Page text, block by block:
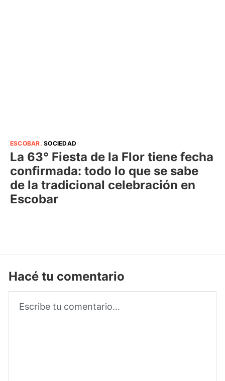
ESCOBAR.SOCIEDAD
La 63° Fiesta de la Flor tiene fecha
confirmada: todo lo que se sabe
de la tradicional celebración en
Escobar
Hacé tu comentario